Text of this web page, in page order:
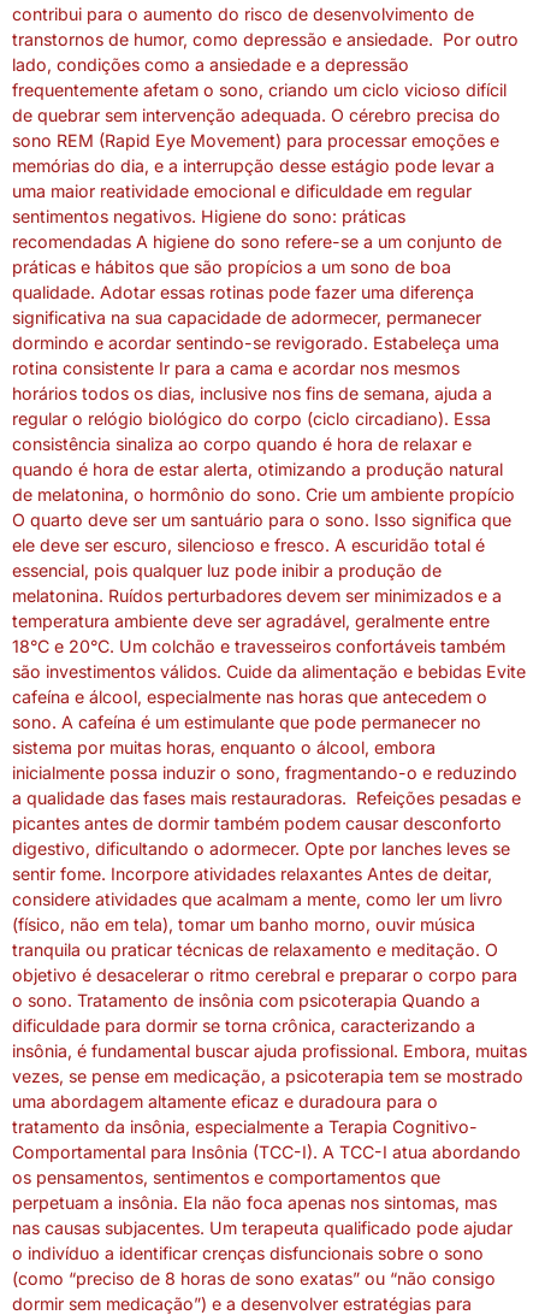
contribui para o aumento do risco de desenvolvimento de
transtornos de humor, como depressão e ansiedade. Por outro
lado, condições como a ansiedade e a depressão
frequentemente afetam o sono, criando um ciclo vicioso difícil
de quebrar sem intervenção adequada. O cérebro precisa do
sono REM (Rapid Eye Movement) para processar emoções e
memórias do dia, e a interrupção desse estágio pode levar a
uma maior reatividade emocional e dificuldade em regular
sentimentos negativos. Higiene do sono: práticas
recomendadas A higiene do sono refere-se a um conjunto de
práticas e hábitos que são propícios a um sono de boa
qualidade. Adotar essas rotinas pode fazer uma diferença
significativa na sua capacidade de adormecer, permanecer
dormindo e acordar sentindo-se revigorado. Estabeleça uma
rotina consistente Ir para a cama e acordar nos mesmos
horários todos os dias, inclusive nos fins de semana, ajuda a
regular o relógio biológico do corpo (ciclo circadiano). Essa
consistência sinaliza ao corpo quando é hora de relaxar e
quando é hora de estar alerta, otimizando a produção natural
de melatonina, o hormônio do sono. Crie um ambiente propício
O quarto deve ser um santuário para o sono. Isso significa que
ele deve ser escuro, silencioso e fresco. A escuridão total é
essencial, pois qualquer luz pode inibir a produção de
melatonina. Ruídos perturbadores devem ser minimizados e a
temperatura ambiente deve ser agradável, geralmente entre
18°C e 20°C. Um colchão e travesseiros confortáveis também
são investimentos válidos. Cuide da alimentação e bebidas Evite
cafeína e álcool, especialmente nas horas que antecedem o
sono. A cafeína é um estimulante que pode permanecer no
sistema por muitas horas, enquanto o álcool, embora
inicialmente possa induzir o sono, fragmentando-o e reduzindo
a qualidade das fases mais restauradoras. Refeições pesadas e
picantes antes de dormir também podem causar desconforto
digestivo, dificultando o adormecer. Opte por lanches leves se
sentir fome. Incorpore atividades relaxantes Antes de deitar,
considere atividades que acalmam a mente, como ler um livro
(físico, não em tela), tomar um banho morno, ouvir música
tranquila ou praticar técnicas de relaxamento e meditação. O
objetivo é desacelerar o ritmo cerebral e preparar o corpo para
o sono. Tratamento de insônia com psicoterapia Quando a
dificuldade para dormir se torna crônica, caracterizando a
insônia, é fundamental buscar ajuda profissional. Embora, muitas
vezes, se pense em medicação, a psicoterapia tem se mostrado
uma abordagem altamente eficaz e duradoura para o
tratamento da insônia, especialmente a Terapia Cognitivo-
Comportamental para Insônia (TCC-I). A TCC-I atua abordando
os pensamentos, sentimentos e comportamentos que
perpetuam a insônia. Ela não foca apenas nos sintomas, mas
nas causas subjacentes. Um terapeuta qualificado pode ajudar
o indivíduo a identificar crenças disfuncionais sobre o sono
(como “preciso de 8 horas de sono exatas” ou “não consigo
dormir sem medicação”) e a desenvolver estratégias para